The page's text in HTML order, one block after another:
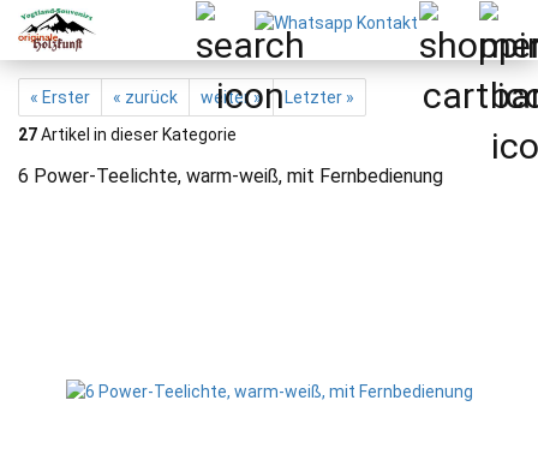
« Erster « zurück weiter »
Letzter »
27Artikel in dieser Kategorie
6 Power-Teelichte, warm-weiß, mit Fernbedienung